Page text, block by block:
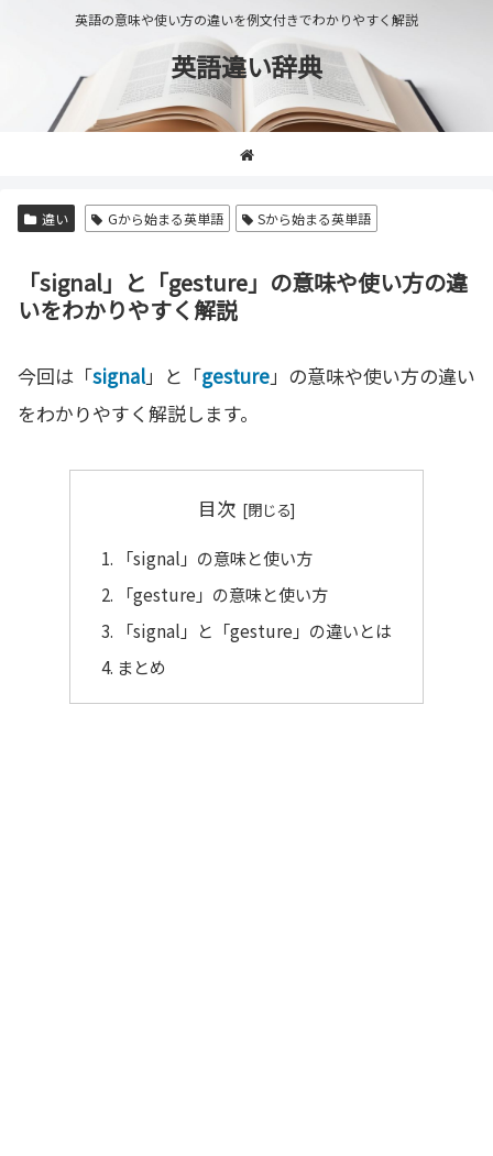
英語の意味や使い方の違いを例文付きでわかりやすく解説
英語違い辞典
違い Gから始まる英単語 Sから始まる英単語
「signal」と「gesture」の意味や使い方の違
いをわかりやすく解説
今回は「signal」と「gesture」の意味や使い方の違い
をわかりやすく解説します。
目次
「signal」の意味と使い方
「gesture」の意味と使い方
「signal」と「gesture」の違いとは
まとめ